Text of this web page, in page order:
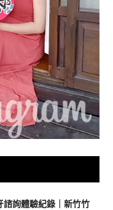
諮詢體驗紀錄｜新竹竹